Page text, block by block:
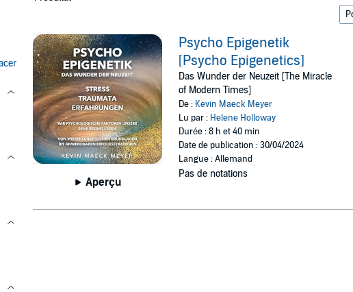
Aperçu
Psycho Epigenetik
[Psycho Epigenetics]
Das Wunder der Neuzeit [The Miracle
of Modern Times]
De : Kevin Maeck Meyer
Lu par : Helene Holloway
Durée : 8 h et 40 min
Date de publication : 30/04/2024
Langue : Allemand
Pas de notations